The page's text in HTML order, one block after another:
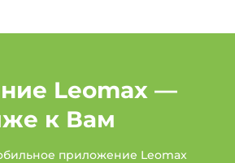
Leomax —
к Вам
приложение Leomax